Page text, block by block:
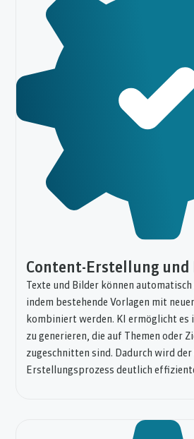
Content-Erstellung und
Texte und Bilder können
indem bestehende Vorlagen mit
kombiniert werden. KI ermöglicht
zu generieren, die auf Themen oder
zugeschnitten sind. Dadurch wird der
Erstellungsprozess deutlich